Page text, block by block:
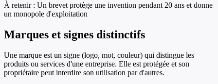
À retenir : Un brevet protège une invention pendant 20 ans et donne
un monopole d'exploitation
Marques et signes distinctifs
Une marque est un signe (logo, mot, couleur) qui distingue les
produits ou services d'une entreprise. Elle est protégée et son
propriétaire peut interdire son utilisation par d'autres.